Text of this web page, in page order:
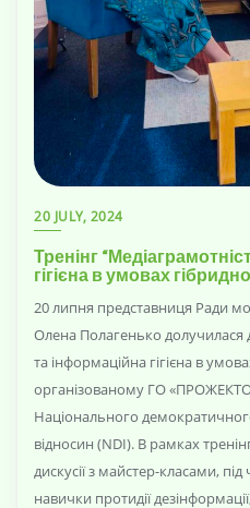
20 JULY, 2024
Тренінг
гігієна в умовах
20 липня представниця Ради
Олена Полагенько долучилася
та інформаційна гігієна в
організованому ГО
Національного
відносин (NDI). В рамках
дискусії з майстер-класами,
навички протидії